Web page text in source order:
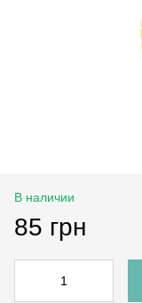
В наличии
85 грн